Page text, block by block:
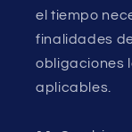
el tiempo
finalidades
obligaciones
aplicables.